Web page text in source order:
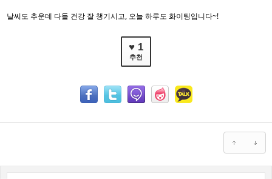
날씨도 추운데 다들 건강 잘 챙기시고, 오늘 하루도 화이팅입니다~!
♥ 1
추천